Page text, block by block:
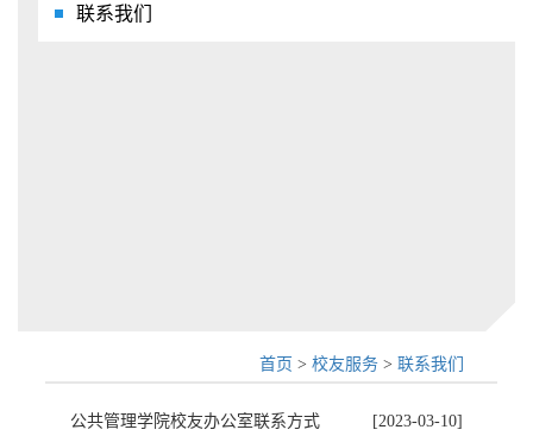
联系我们
首页 > 校友服务> 联系我们
[2023-03-10]
公共管理学院校友办公室联系方式